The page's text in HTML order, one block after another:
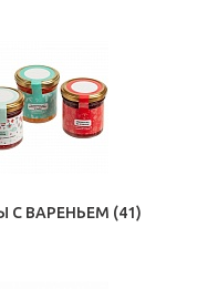
С ВАРЕНЬЕМ (41)